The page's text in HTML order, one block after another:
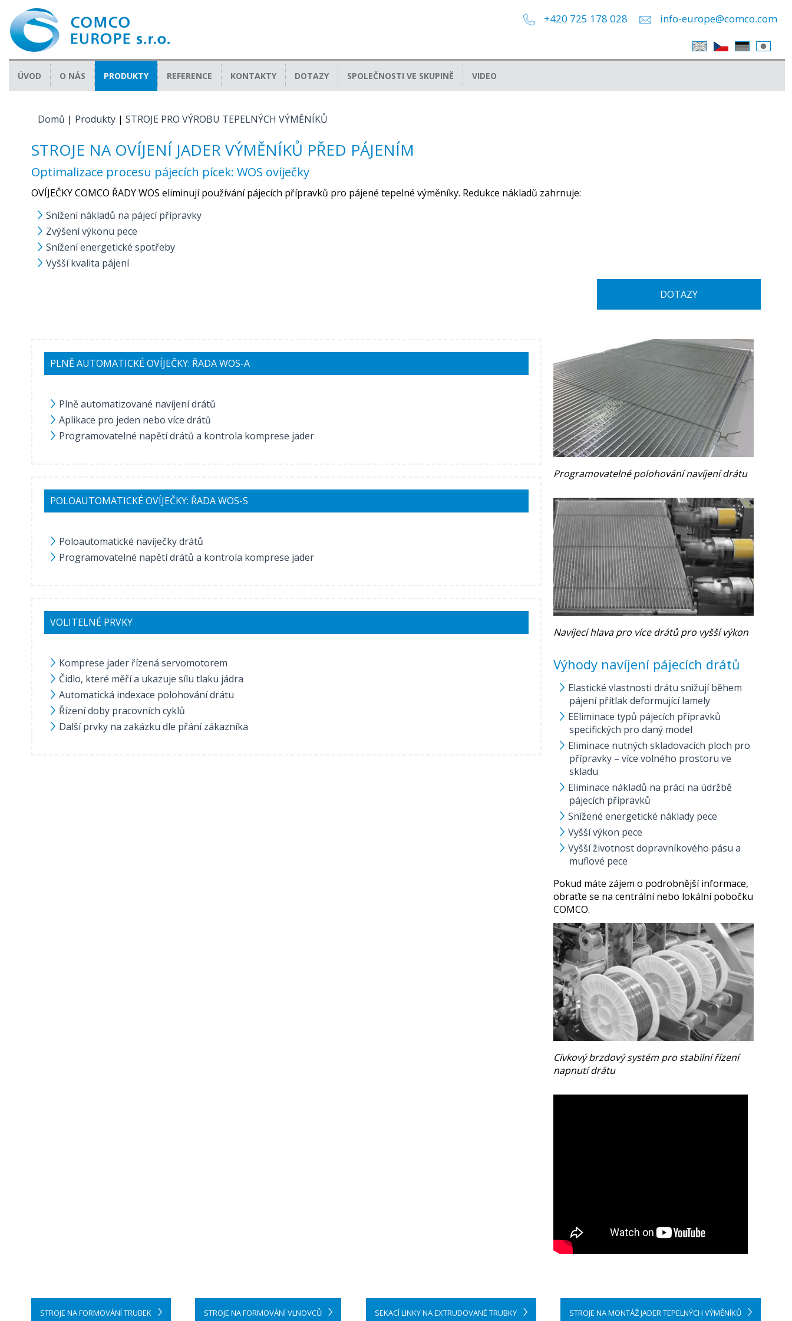
+420 725 178 028 info-europe@comco.com
ÚVOD O NÁS PRODUKTY REFERENCE KONTAKTY DOTAZY SPOLEČNOSTI VE SKUPINĚ VIDEO
JSTE ZDE
Domů | Produkty |STROJE PRO VÝROBU TEPELNÝCH VÝMĚNÍKŮ
STROJE NA OVÍJENÍ JADER VÝMĚNÍKŮ PŘED PÁJENÍM
Optimalizace procesu pájecích pícek: WOS ovíječky
OVÍJEČKY COMCO ŘADY WOS eliminují používání pájecích přípravků pro pájené tepelné výměníky. Redukce nákladů zahrnuje:
Snížení nákladů na pájecí přípravky
Zvýšení výkonu pece
Snížení energetické spotřeby
Vyšší kvalita pájení
DOTAZY
PLNĚ AUTOMATICKÉ OVÍJEČKY: ŘADA WOS-A
Plně automatizované navíjení drátů
Aplikace pro jeden nebo více drátů
Programovatelné napětí drátů a kontrola komprese jader
POLOAUTOMATICKÉ OVÍJEČKY: ŘADA WOS-S
Poloautomatické navíječky drátů
Programovatelné napětí drátů a kontrola komprese jader
VOLITELNÉ PRVKY
Komprese jader řízená servomotorem
Čidlo, které měří a ukazuje sílu tlaku jádra
Automatická indexace polohování drátu
Řízení doby pracovních cyklů
Další prvky na zakázku dle přání zákazníka
Programovatelné polohování navíjení drátu
Navíjecí hlava pro více drátů pro vyšší výkon
Výhody navíjení pájecích drátů
Elastické vlastnosti drátu snižují během
pájení přítlak deformující lamely
EEliminace typů pájecích přípravků
specifických pro daný model
Eliminace nutných skladovacích ploch pro
přípravky – více volného prostoru ve
skladu
Eliminace nákladů na práci na údržbě
pájecích přípravků
Snížené energetické náklady pece
Vyšší výkon pece
Vyšší životnost dopravníkového pásu a
muflové pece
Pokud máte zájem o podrobnější informace,
obraťte se na centrální nebo lokální pobočku
COMCO.
Cívkový brzdový systém pro stabilní řízení
napnutí drátu
STROJE NA FORMOVÁNÍ TRUBEK STROJE NA FORMOVÁNÍ VLNOVCŮ SEKACÍ LINKY NA EXTRUDOVANÉ TRUBKY STROJE NA MONTÁŽ JADER TEPELNÝCH VÝMĚNÍKŮ